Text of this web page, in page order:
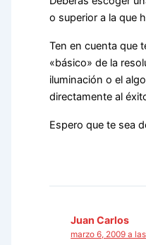
o superior a la que
Ten en cuenta que
«básico» de la
iluminación o el
directamente al
Espero que te sea
Juan Carlos
marzo 6, 2009 a